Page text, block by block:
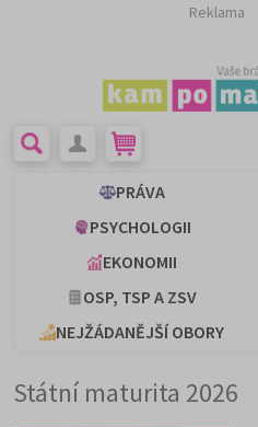
Reklama
PRÁVA
PSYCHOLOGII
EKONOMII
OSP, TSP A ZSV
NEJŽÁDANĚJŠÍ OBORY
Státní maturita 2026